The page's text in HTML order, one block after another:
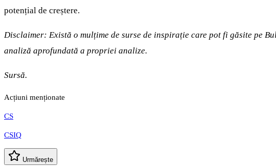
potențial de creștere.
Disclaimer: Există o mulțime de surse de inspirație care pot fi găsite pe
analiză aprofundată a propriei analize.
Sursă.
Acțiuni menționate
CS
CSIQ
Urmărește